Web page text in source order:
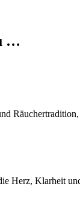
…
Herz, Klarheit